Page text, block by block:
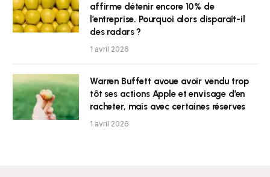
affirme détenir encore 10% de
l’entreprise. Pourquoi alors disparaît-il
des radars ?
1 avril 2026
Warren Buffett avoue avoir vendu trop
tôt ses actions Apple et envisage d’en
racheter, mais avec certaines réserves
1 avril 2026